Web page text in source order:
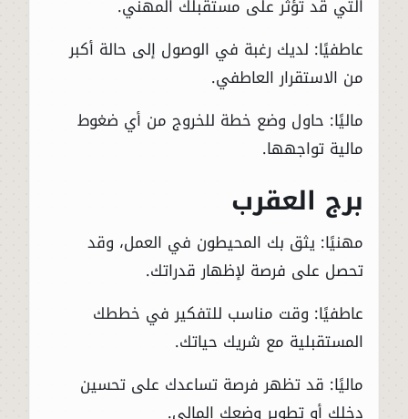
التي قد تؤثر على مستقبلك المهني.
عاطفيًا: لديك رغبة في الوصول إلى حالة أكبر
من الاستقرار العاطفي.
ماليًا: حاول وضع خطة للخروج من أي ضغوط
مالية تواجهها.
برج العقرب
مهنيًا: يثق بك المحيطون في العمل، وقد
تحصل على فرصة لإظهار قدراتك.
عاطفيًا: وقت مناسب للتفكير في خططك
المستقبلية مع شريك حياتك.
ماليًا: قد تظهر فرصة تساعدك على تحسين
دخلك أو تطوير وضعك المالي.